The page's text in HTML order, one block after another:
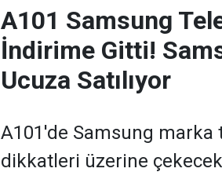
A101 Samsung
İndirime Gitti!
Ucuza Satılıyor
A101'de Samsung
dikkatleri üzerine